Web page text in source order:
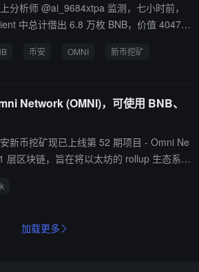
分析师 @ai_9684xtpa 监测，七小时前，
中总计借出 6.8 万枚 BNB，价值 4047
币安 OMNI 新币挖矿
Network (OMNI)，可使用 BNB、
新币挖矿现已上线第 52 期项目 - Omni Ne
层区块链，旨在将以太坊的 rollup 生态系统
网站 将 BNB、FDUSD 投入到 OM
动开放前更新。 币安将于 2024 年
加载更多